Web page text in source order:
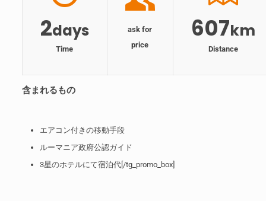
2days
Time
ask for
price
607km
Distance
含まれるもの
エアコン付きの移動手段
ルーマニア政府公認ガイド
3星のホテルにて宿泊代[/tg_promo_box]